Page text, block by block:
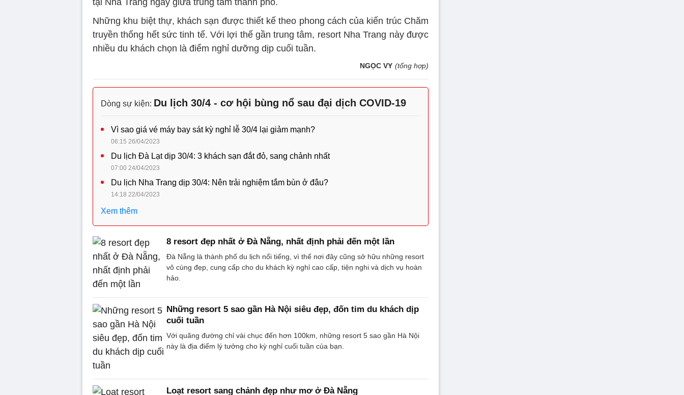
Những khu biệt thự, khách sạn được thiết kế theo phong cách của kiến trúc Chăm
truyền thống hết sức tinh tế. Với lợi thế gần trung tâm, resort Nha Trang này được
nhiều du khách chọn là điểm nghỉ dưỡng dịp cuối tuần.
NGỌC VY (tổng hợp)
Dòng sự kiện: Du lịch 30/4 - cơ hội bùng nổ sau đại dịch COVID-19
Vì sao giá vé máy bay sát kỳ nghỉ lễ 30/4 lại giảm mạnh?
06:15 26/04/2023
Du lịch Đà Lạt dịp 30/4: 3 khách sạn đắt đỏ, sang chảnh nhất
07:00 24/04/2023
Du lịch Nha Trang dịp 30/4: Nên trải nghiệm tắm bùn ở đâu?
14:18 22/04/2023
Xem thêm
8 resort đẹp nhất ở Đà Nẵng, nhất định phải đến một lần
Đà Nẵng là thành phố du lịch nổi tiếng, vì thế nơi đây cũng sở hữu những resort
vô cùng đẹp, cung cấp cho du khách kỳ nghỉ cao cấp, tiện nghi và dịch vụ hoàn
hảo.
Những resort 5 sao gần Hà Nội siêu đẹp, đốn tim du khách dịp
cuối tuần
Với quãng đường chỉ vài chục đến hơn 100km, những resort 5 sao gần Hà Nội
này là địa điểm lý tưởng cho kỳ nghỉ cuối tuần của bạn.
Loạt resort sang chảnh đẹp như mơ ở Đà Nẵng